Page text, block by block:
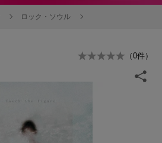
ロック・ソウル
（0件）